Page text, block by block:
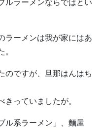
ラーメンは我が家にはあ
のですが、旦那はんはち
っていましたが。
ル系ラーメン」、麵屋